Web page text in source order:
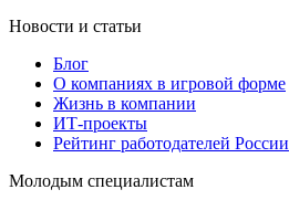
Новости и статьи
Блог
О компаниях в игровой форме
Жизнь в компании
ИТ-проекты
Рейтинг работодателей России
Молодым специалистам